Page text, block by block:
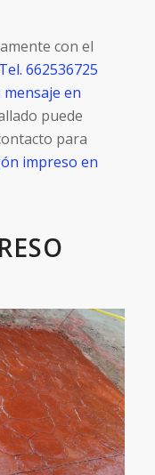
con el
Tel. 662536725
en
puede
para
impreso en